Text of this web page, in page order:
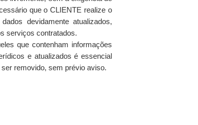
que o CLIENTE realize o
devidamente atualizados,
serviços contratados.
que contenham informações
e atualizados é essencial
removido, sem prévio aviso.